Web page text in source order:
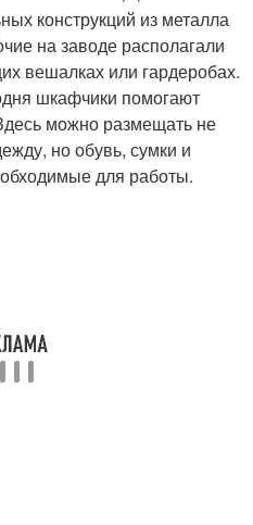
конструкций из металла
на заводе располагали
вешалках или гардеробах.
шкафчики помогают
можно размещать не
но обувь, сумки и
для работы.